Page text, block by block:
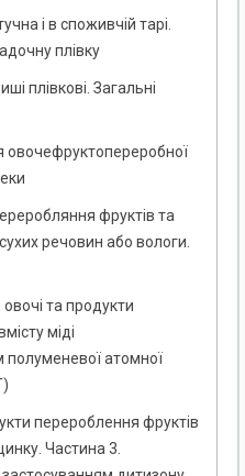
і в споживчій тарі.
плівку
плівкові. Загальні
фруктів та
речовин або вологи.
та продукти
міді
атомної
перероблення фруктів
Частина 3.